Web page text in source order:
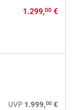
1.299,00€
UVP 1.999,00€